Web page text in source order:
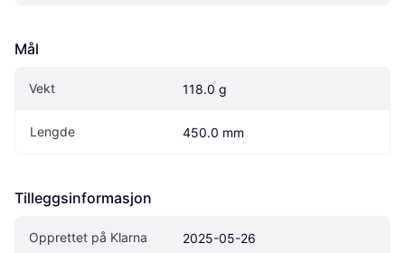
Mål
Vekt 118.0 g
Lengde 450.0 mm
Tilleggsinformasjon
Opprettet på Klarna 2025-05-26